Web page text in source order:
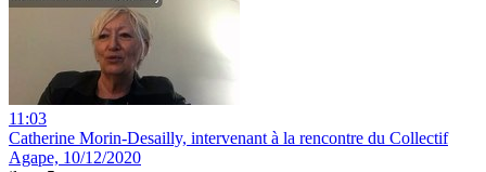
11:03
Catherine Morin-Desailly, intervenant à la rencontre du Collectif
Agape, 10/12/2020